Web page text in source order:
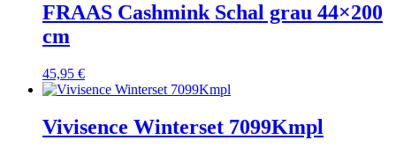
FRAAS Cashmink Schal grau 44×200
cm
45,95 €
Vivisence Winterset 7099Kmpl